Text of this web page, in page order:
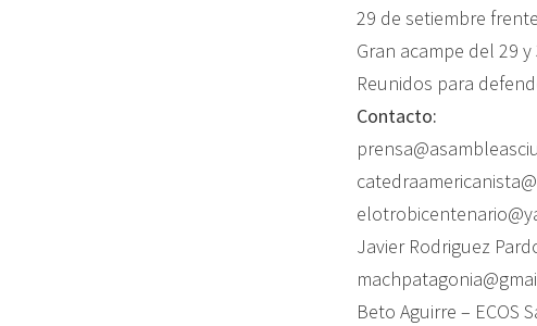
29 de setiembre
Gran acampe del 29
Reunidos para
Contacto:
Javier Rodriguez
Beto Aguirre – ECOS